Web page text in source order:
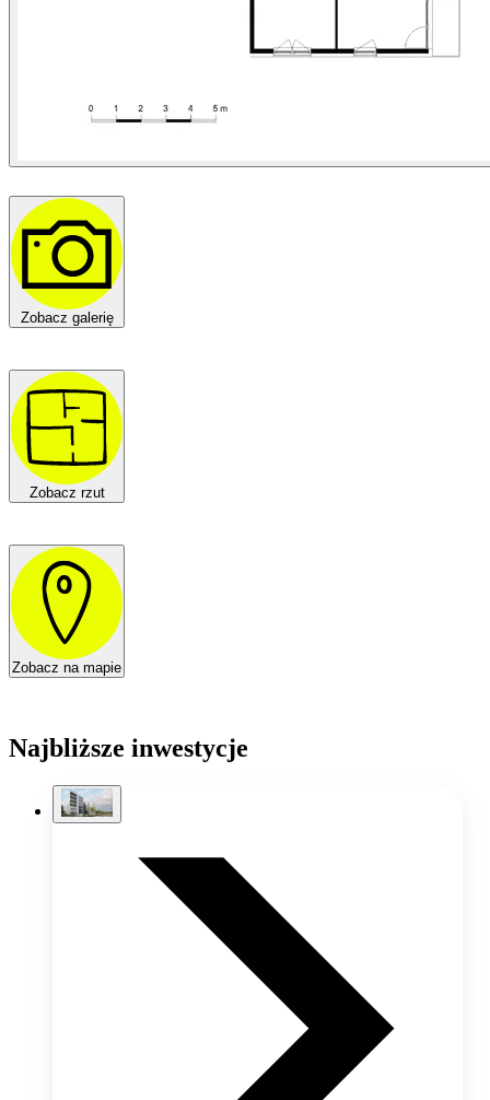
Zobacz galerię
Zobacz rzut
Zobacz na mapie
Najbliższe inwestycje